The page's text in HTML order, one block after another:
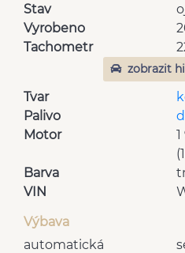
Stav
Vyrobeno
Tachometr
zobrazit
Tvar
Palivo
Motor
Barva
VIN
Výbava
automatická